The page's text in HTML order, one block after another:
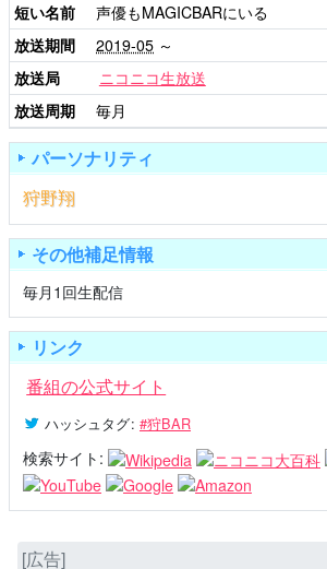
短い名前
声優もMAGICBARにいる
放送期間
2019-05 ～
放送局
ニコニコ生放送
放送周期
毎月
パーソナリティ
狩野翔
その他補足情報
毎月1回生配信
リンク
番組の公式サイト
ハッシュタグ: #狩BAR
検索サイト:
[広告]